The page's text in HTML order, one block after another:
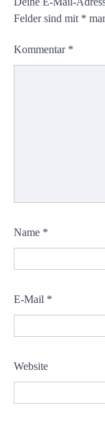
Felder sind mit *
Kommentar *
Name *
E-Mail *
Website